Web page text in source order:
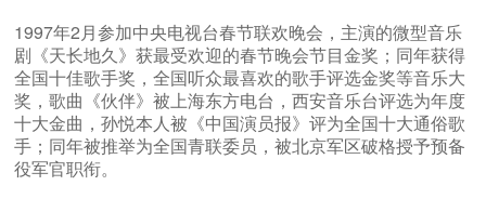
1997年2月参加中央电视台春节联欢晚会，主演的微型音乐
剧《天长地久》获最受欢迎的春节晚会节目金奖；同年获得
全国十佳歌手奖，全国听众最喜欢的歌手评选金奖等音乐大
奖，歌曲《伙伴》被上海东方电台，西安音乐台评选为年度
十大金曲，孙悦本人被《中国演员报》评为全国十大通俗歌
手；同年被推举为全国青联委员，被北京军区破格授予预备
役军官职衔。